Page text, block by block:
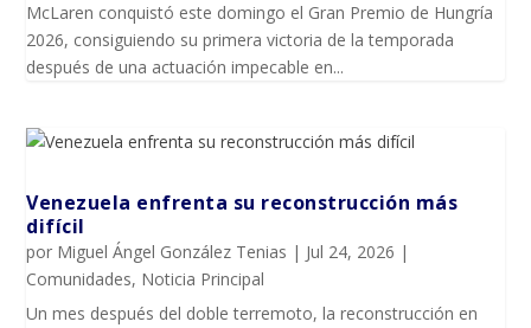
McLaren conquistó este domingo el Gran Premio de Hungría
2026, consiguiendo su primera victoria de la temporada
después de una actuación impecable en...
Venezuela enfrenta su reconstrucción más
difícil
por Miguel Ángel González Tenias | Jul 24, 2026 |
Comunidades, Noticia Principal
Un mes después del doble terremoto, la reconstrucción en